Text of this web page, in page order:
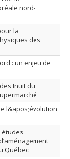
nord-
la
des
: un enjeu de
Inuit du
l&apos;évolution
études
Québec